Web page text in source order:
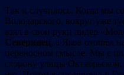
Так и случилось. Когда мы
Володарского, вокруг уже
взял в свои руки лидер
Северинец, а Яков отошёл
переносном смысле. Мы с
сторону улицы Октябрьской,